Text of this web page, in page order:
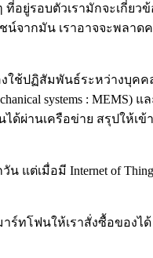
ยู่รอบตัวเรามักจะเกี่ยว
น์จากมัน เราอาจจะพลา
ใช้ปฏิสัมพันธ์ระหว่างบุค
systems : MEMS)
ผ่านเครือข่าย สรุปให้เข้า
ต่เมื่อมี Internet of
ร์ทโฟนให้เราสั่งซื้อของได้